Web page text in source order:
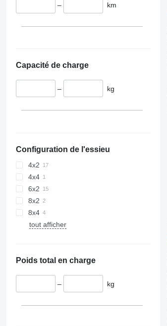
– km
Capacité de charge
– kg
Configuration de l'essieu
4x2
4x4
6x2
8x2
8x4
tout afficher
Poids total en charge
– kg